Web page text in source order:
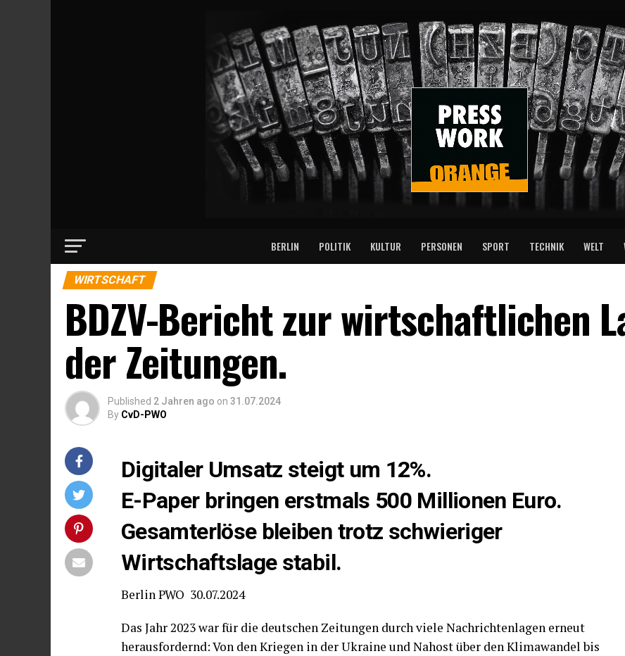
BERLIN POLITIK KULTUR PERSONEN SPORT TECHNIK WELT
WIRTSCHAFT
BDZV-Bericht zur wirtschaftlichen
der Zeitungen.
Published 2 Jahren ago on 31.07.2024
By CvD-PWO
Digitaler Umsatz steigt um 12%.
E-Paper bringen erstmals 500 Millionen Euro.
Gesamterlöse bleiben trotz schwieriger
Wirtschaftslage stabil.
Berlin PWO 30.07.2024
Das Jahr 2023 war für die deutschen Zeitungen durch viele Nachrichtenlagen erneut
herausfordernd: Von den Kriegen in der Ukraine und Nahost über den Klimawandel bis